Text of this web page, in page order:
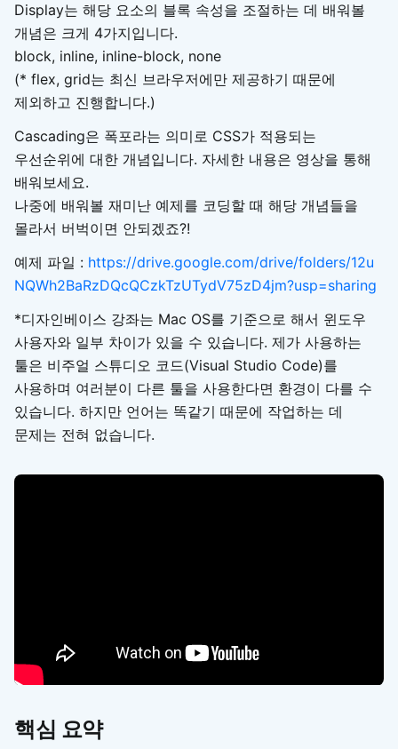
Display는 해당 요소의 블록 속성을 조절하는 데 배워볼
개념은 크게 4가지입니다.
block, inline, inline-block, none
(* flex, grid는 최신 브라우저에만 제공하기 때문에
제외하고 진행합니다.)
Cascading은 폭포라는 의미로 CSS가 적용되는
우선순위에 대한 개념입니다. 자세한 내용은 영상을 통해
배워보세요.
나중에 배워볼 재미난 예제를 코딩할 때 해당 개념들을
몰라서 버벅이면 안되겠죠?!
예제 파일 : https://drive.google.com/drive/folders/12u
NQWh2BaRzDQcQCzkTzUTydV75zD4jm?usp=sharing
*디자인베이스 강좌는 Mac OS를 기준으로 해서 윈도우
사용자와 일부 차이가 있을 수 있습니다. 제가 사용하는
툴은 비주얼 스튜디오 코드(Visual Studio Code)를
사용하며 여러분이 다른 툴을 사용한다면 환경이 다를 수
있습니다. 하지만 언어는 똑같기 때문에 작업하는 데
문제는 전혀 없습니다.
핵심 요약